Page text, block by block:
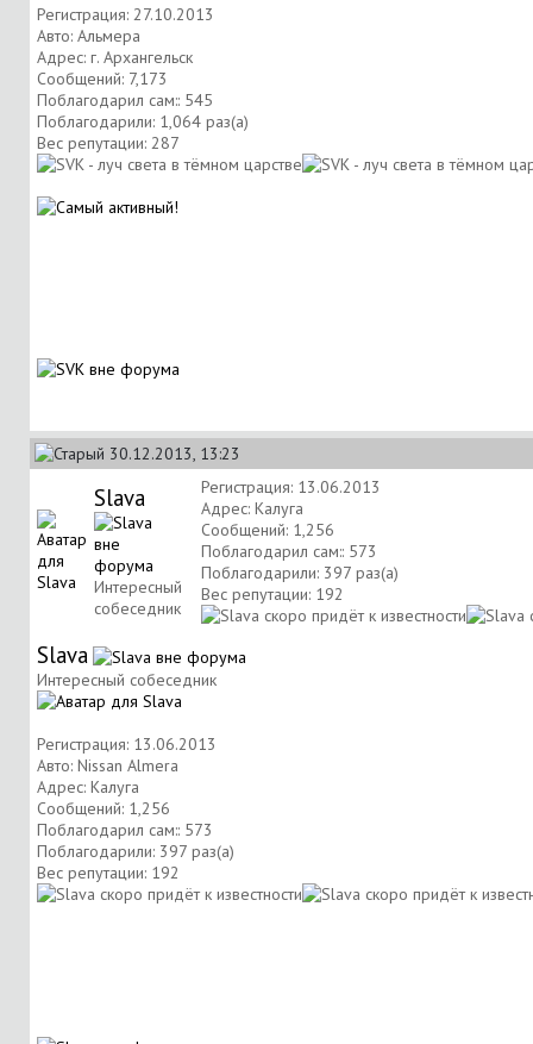
Регистрация: 27.10.2013
Авто: Альмера
Адрес: г. Архангельск
Сообщений: 7,173
Поблагодарил сам:: 545
Поблагодарили: 1,064 раз(а)
Вес репутации: 287
30.12.2013, 13:23
Slava
Интересный
собеседник
Регистрация: 13.06.2013
Адрес: Калуга
Сообщений: 1,256
Поблагодарил сам:: 573
Поблагодарили: 397 раз(а)
Вес репутации: 192
Slava
Интересный собеседник
Регистрация: 13.06.2013
Авто: Nissan Almera
Адрес: Калуга
Сообщений: 1,256
Поблагодарил сам:: 573
Поблагодарили: 397 раз(а)
Вес репутации: 192